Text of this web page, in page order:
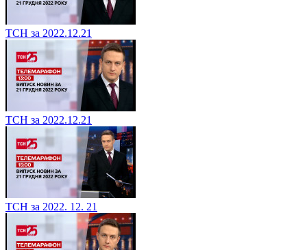
ТСН за 2022.12.21
ТСН за 2022.12.21
ТСН за 2022. 12. 21